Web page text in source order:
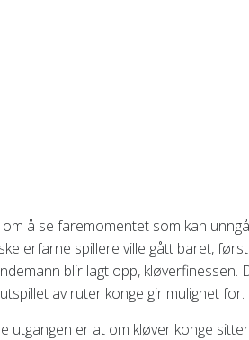
å se faremomentet som kan
erfarne spillere ville gått baret,
blir lagt opp, kløverfinessen.
av ruter konge gir mulighet for.
utgangen er at om kløver konge